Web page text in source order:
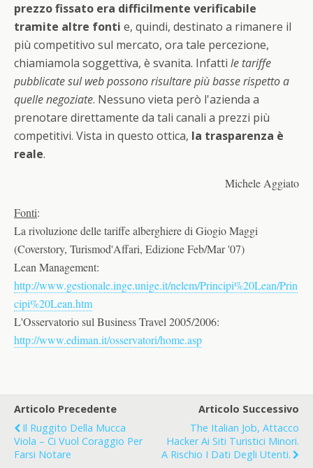
prezzo fissato era difficilmente verificabile
tramite altre fonti e, quindi, destinato a rimanere il
più competitivo sul mercato, ora tale percezione,
chiamiamola soggettiva, è svanita. Infatti le tariffe
pubblicate sul web possono risultare più basse rispetto a
quelle negoziate. Nessuno vieta però l'azienda a
prenotare direttamente da tali canali a prezzi più
competitivi. Vista in questo ottica, la trasparenza è
reale.
Michele Aggiato
Fonti:
La rivoluzione delle tariffe alberghiere di Giogio Maggi
(Coverstory, Turismod'Affari, Edizione Feb/Mar '07)
Lean Management:
http://www.gestionale.inge.unige.it/nelem/Principi%20Lean/Prin
cipi%20Lean.htm
L'Osservatorio sul Business Travel 2005/2006:
http://www.ediman.it/osservatori/home.asp
Articolo Precedente
Il Ruggito Della Mucca
Viola – Ci Vuol Coraggio Per
Farsi Notare
Articolo Successivo
The Italian Job, Attacco
Hacker Ai Siti Turistici Minori.
A Rischio I Dati Degli Utenti.